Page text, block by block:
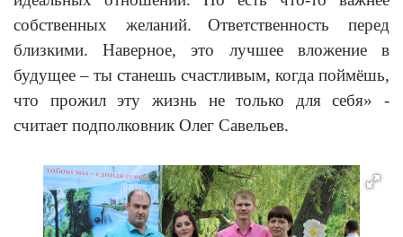
собственных желаний.
Ответственность перед
близкими. Наверное, это лучшее вложение в
будущее – ты станешь счастливым, когда поймёшь,
что прожил эту жизнь не только для себя» -
считает подполковник Олег Савельев.